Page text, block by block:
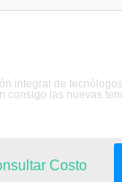
integral de
consigo las nuevas
Costo